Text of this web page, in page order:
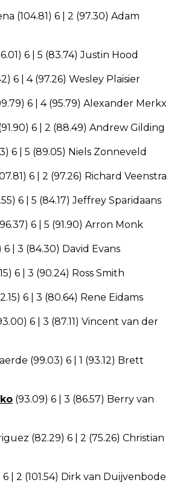
(104.81) 6 | 2 (97.30) Adam
6 | 5 (83.74) Justin Hood
6 | 4 (97.26) Wesley Plaisier
6 | 4 (95.79) Alexander Merkx
6 | 2 (88.49) Andrew Gilding
6 | 5 (89.05) Niels Zonneveld
6 | 2 (97.26) Richard Veenstra
6 | 5 (84.17) Jeffrey Sparidaans
6 | 5 (91.90) Arron Monk
6 | 3 (84.30) David Evans
6 | 3 (90.24) Ross Smith
6 | 3 (80.64) Rene Eidams
6 | 3 (87.11) Vincent van der
(99.03) 6 | 1 (93.12) Brett
(93.09) 6 | 3 (86.57) Berry van
(82.29) 6 | 2 (75.26) Christian
6 | 2 (101.54) Dirk van Duijvenbode